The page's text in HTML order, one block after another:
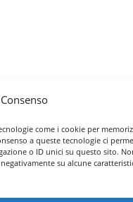
come i cookie per
a queste tecnologie ci
o ID unici su questo sito.
su alcune